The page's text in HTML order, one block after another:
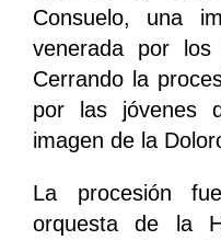
Consuelo, una
venerada por
Cerrando la
por las jóvenes
imagen de la
La procesión
orquesta de la